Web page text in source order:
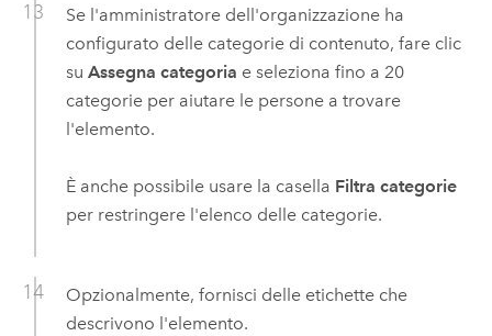
Se l'amministratore dell'organizzazione ha
configurato delle categorie di contenuto, fare clic
su Assegna categoria e seleziona fino a 20
categorie per aiutare le persone a trovare
l'elemento.
È anche possibile usare la casella Filtra categorie
per restringere l'elenco delle categorie.
Opzionalmente, fornisci delle etichette che
descrivono l'elemento.